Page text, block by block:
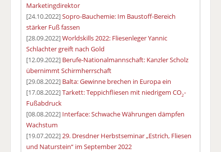
Marketingdirektor
[24.10.2022]Sopro-Bauchemie: Im Baustoff-Bereich
stärker Fuß fassen
[28.09.2022]Worldskills 2022: Fliesenleger Yannic
Schlachter greift nach Gold
[12.09.2022] Berufe-Nationalmannschaft: Kanzler Scholz
übernimmt Schirmherrschaft
[29.08.2022] Balta: Gewinne brechen in Europa ein
[17.08.2022]Tarkett: Teppichfliesen mit niedrigem CO2-
Fußabdruck
[08.08.2022] Interface: Schwache Währungen dämpfen
Wachstum
[19.07.2022]29. Dresdner Herbstseminar „Estrich, Fliesen
und Naturstein“ im September 2022